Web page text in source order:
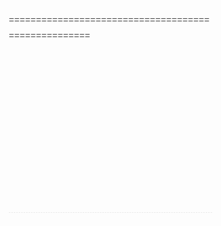
=====================================
===============